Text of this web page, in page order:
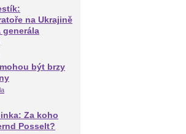
na Ukrajině
generála
být brzy
Za koho
Posselt?